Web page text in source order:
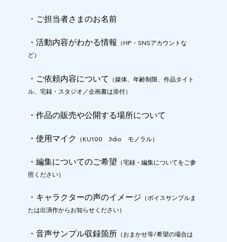
​・ご担当者さまのお名前
・活動内容がわかる情報 （HP・SNSアカウントな
ど）​
・ご依頼内容について （媒体、年齢制限、作品タイト
ル、宅録・スタジオ／企画書は添付）
・作品の販売や公開する場所について
・使用マイク （KU100 3dio モノラル）
・編集についてのご希望 （宅録・編集についてをご参
照ください）
​・キャラクターの声のイメージ （ボイスサンプルま
たは出演作からお知らせください）
・音声サンプル収録箇所 （おまかせ等/希望の場合は